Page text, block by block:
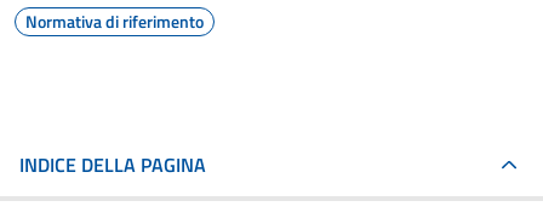
Normativa di riferimento
INDICE DELLA PAGINA